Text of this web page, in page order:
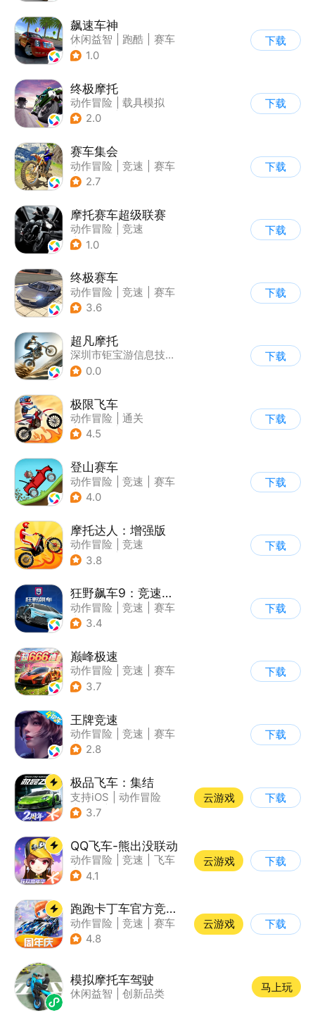
飙速车神
休闲益智 跑酷
赛车
| 漂移
1.0
下载
终极摩托
动作冒险
载具模拟
| 摩托车
2.0
下载
赛车集会
动作冒险 竞速
赛车
| 写实
2.7
下载
摩托赛车超级联赛
动作冒险
竞速
| 摩托车
1.0
下载
终极赛车
动作冒险 竞速
赛车
3.6
下载
超凡摩托
深圳市钜宝游信息技术有限公司
0.0
下载
极限飞车
动作冒险
通关
| 摩托车
4.5
下载
登山赛车
动作冒险 竞速
赛车
| 卡通
4.0
下载
摩托达人：增强版
动作冒险
竞速
| 摩托车
3.8
下载
狂野飙车9：竞速传奇
动作冒险 竞速
赛车
| 狂野飙车
3.4
下载
巅峰极速
动作冒险 竞速
赛车
| 漂移
3.7
下载
王牌竞速
动作冒险 竞速
赛车
| 漂移
2.8
下载
极品飞车：集结
支持iOS
动作冒险
| 竞速
3.7
云游戏 下载
QQ飞车-熊出没联动
动作冒险 竞速
飞车
| 漂移
4.1
云游戏 下载
跑跑卡丁车官方竞速版
动作冒险 竞速
赛车
| 跑跑卡丁车
4.8
云游戏 下载
模拟摩托车驾驶
休闲益智 创新品类
马上玩